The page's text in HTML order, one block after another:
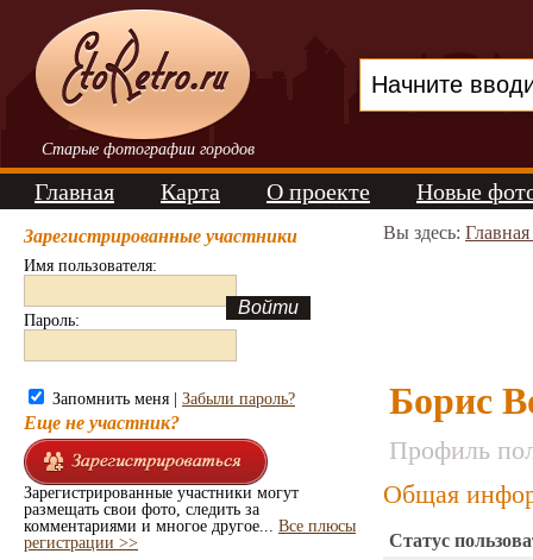
Старые фотографии городов
Главная Карта О проекте Новые
Зарегистрированные участники
Имя пользователя:
Пароль:
Запомнить меня | Забыли пароль?
Еще не участник?
Зарегистрированные участники могут
размещать свои фото, следить за
комментариями и многое другое... Все плюсы
регистрации >>
Вы здесь:
Борис
Профиль
Общая
Статус